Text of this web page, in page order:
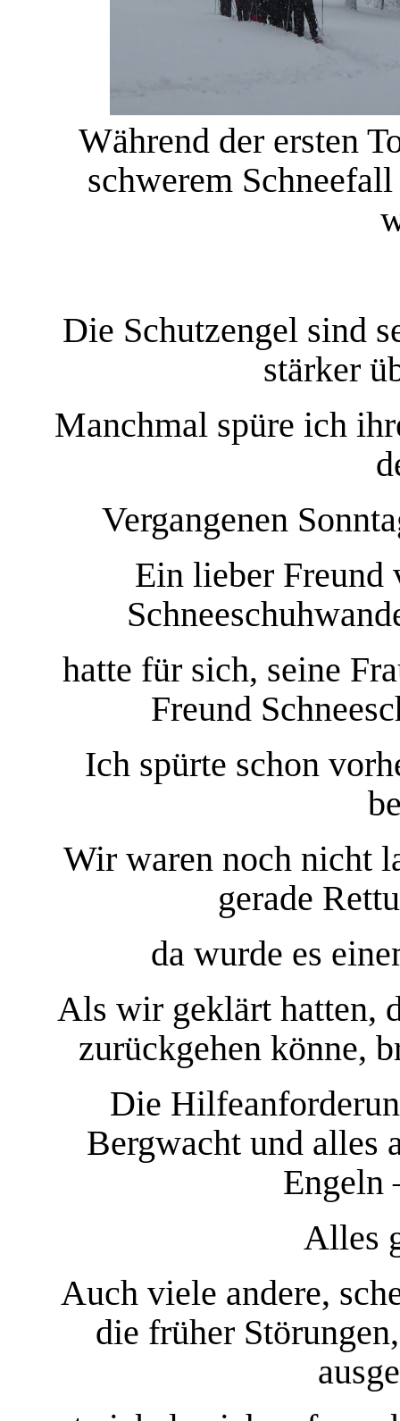
Während der ersten
schwerem
Die Schutzengel sind
stärker
Manchmal spüre ich
Vergangenen
Ein lieber Freund
hatte für sich, seine
Freund
Ich spürte schon
Wir waren noch nicht
gerade
da wurde es
Als wir geklärt hatten,
zurückgehen könne,
Die
Bergwacht und alles
Engeln
Alles
Auch viele andere,
die früher